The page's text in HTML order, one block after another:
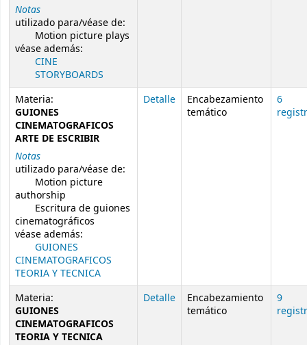
Notas
utilizado para/véase de:
Motion picture plays
véase además:
CINE
STORYBOARDS
Materia:
GUIONES
CINEMATOGRAFICOS
ARTE DE ESCRIBIR
Notas
utilizado para/véase de:
Motion picture
authorship
Escritura de guiones
cinematográficos
véase además:
GUIONES
CINEMATOGRAFICOS
TEORIA Y TECNICA
Detalle
Encabezamiento
temático
6
Materia:
GUIONES
CINEMATOGRAFICOS
TEORIA Y TECNICA
Detalle
Encabezamiento
temático
9